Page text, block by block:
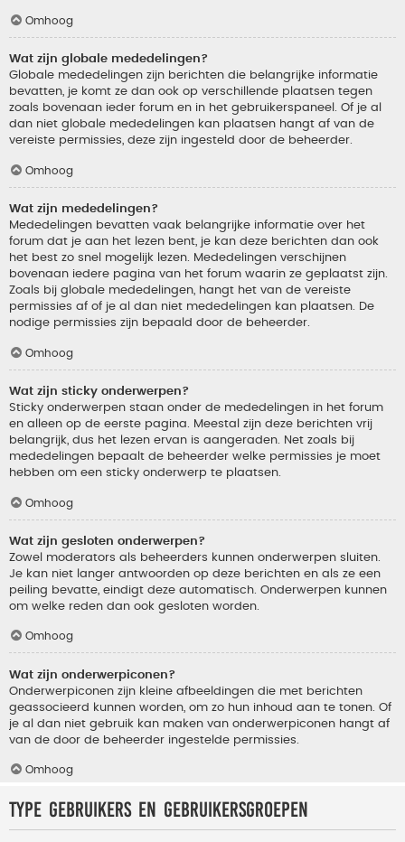
Omhoog
Wat zijn globale mededelingen?
Globale mededelingen zijn berichten die belangrijke informatie
bevatten, je komt ze dan ook op verschillende plaatsen tegen
zoals bovenaan ieder forum en in het gebruikerspaneel. Of je al
dan niet globale mededelingen kan plaatsen hangt af van de
vereiste permissies, deze zijn ingesteld door de beheerder.
Omhoog
Wat zijn mededelingen?
Mededelingen bevatten vaak belangrijke informatie over het
forum dat je aan het lezen bent, je kan deze berichten dan ook
het best zo snel mogelijk lezen. Mededelingen verschijnen
bovenaan iedere pagina van het forum waarin ze geplaatst zijn.
Zoals bij globale mededelingen, hangt het van de vereiste
permissies af of je al dan niet mededelingen kan plaatsen. De
nodige permissies zijn bepaald door de beheerder.
Omhoog
Wat zijn sticky onderwerpen?
Sticky onderwerpen staan onder de mededelingen in het forum
en alleen op de eerste pagina. Meestal zijn deze berichten vrij
belangrijk, dus het lezen ervan is aangeraden. Net zoals bij
mededelingen bepaalt de beheerder welke permissies je moet
hebben om een sticky onderwerp te plaatsen.
Omhoog
Wat zijn gesloten onderwerpen?
Zowel moderators als beheerders kunnen onderwerpen sluiten.
Je kan niet langer antwoorden op deze berichten en als ze een
peiling bevatte, eindigt deze automatisch. Onderwerpen kunnen
om welke reden dan ook gesloten worden.
Omhoog
Wat zijn onderwerpiconen?
Onderwerpiconen zijn kleine afbeeldingen die met berichten
geassocieerd kunnen worden, om zo hun inhoud aan te tonen. Of
je al dan niet gebruik kan maken van onderwerpiconen hangt af
van de door de beheerder ingestelde permissies.
Omhoog
Type gebruikers en gebruikersgroepen